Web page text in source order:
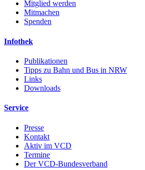
Mitglied werden
Mitmachen
Spenden
Infothek
Publikationen
Tipps zu Bahn und Bus in NRW
Links
Downloads
Service
Presse
Kontakt
Aktiv im VCD
Termine
Der VCD-Bundesverband